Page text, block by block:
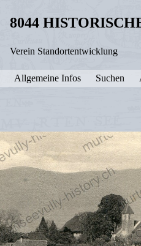
8044
Verein Standortentwicklung
Allgemeine Infos Suchen